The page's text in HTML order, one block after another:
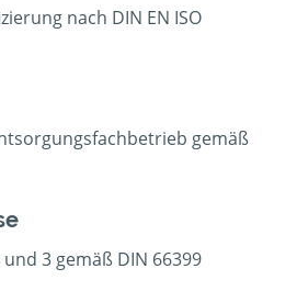
nach DIN EN ISO
gemäß
3 gemäß DIN 66399